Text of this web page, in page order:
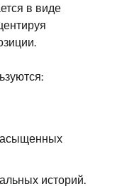
в виде
историй.